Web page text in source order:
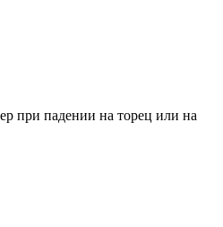
при падении на торец или на